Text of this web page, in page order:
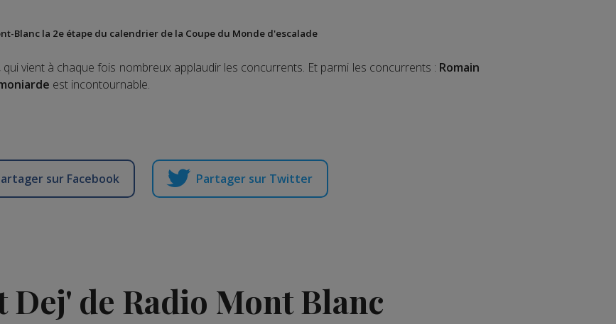
Blanc la 2e étape du calendrier de la Coupe du Monde d'escalade
vient à chaque fois nombreux applaudir les concurrents. Et parmi les concurrents : Romain
est incontournable.
sur Facebook Partager sur Twitter
Dej' de Radio Mont Blanc